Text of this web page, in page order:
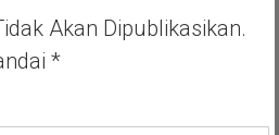
Akan Dipublikasikan.
*